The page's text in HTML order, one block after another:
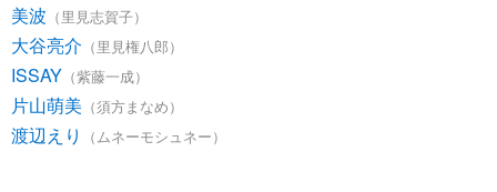
美波 （里見志賀子）
大谷亮介 （里見権八郎）
ISSAY （紫藤一成）
片山萌美 （須方まなめ）
渡辺えり （ムネーモシュネー）